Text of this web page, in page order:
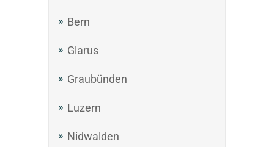
Bern
Glarus
Graubünden
Luzern
Nidwalden